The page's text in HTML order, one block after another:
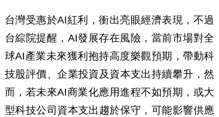
台灣受惠於AI紅利，衝出亮眼經濟表現，不過
台綜院提醒，AI發展存在風險，當前市場對全
球AI產業未來獲利抱持高度樂觀預期，帶動科
技股評價、企業投資及資本支出持續攀升，然
而，若未來AI商業化應用進程不如預期，或大
型科技公司資本支出趨於保守，可能影響供應